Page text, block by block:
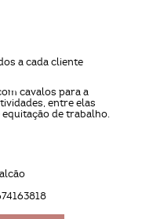
a cada cliente
cavalos para a
entre elas
de trabalho.